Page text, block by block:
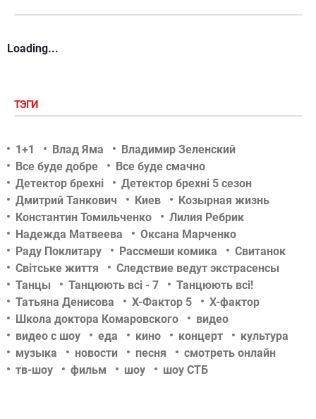
Loading...
ТЭГИ
1+1 Влад Яма
Владимир Зеленский
Все буде добре
Все буде смачно
Детектор брехні
Детектор брехні 5 сезон
Дмитрий Танкович
Киев
Козырная жизнь
Константин Томильченко
Лилия Ребрик
Надежда Матвеева
Оксана Марченко
Раду Поклитару
Рассмеши комика
Свитанок
Світське життя
Следствие ведут экстрасенсы
Танцы
Танцюють всі - 7
Танцюють всі!
Татьяна Денисова
Х-Фактор 5
Х-фактор
Школа доктора Комаровского
видео
видео с шоу
еда кино концерт
культура
музыка
новости песня
смотреть онлайн
тв-шоу
фильм шоу шоу СТБ